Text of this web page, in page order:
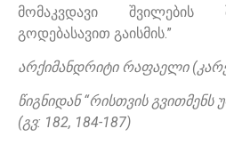
მომაკვდავი შვილების
გოდებასავით გაისმის.”
არქიმანდრიტი რაფაელი
წიგნიდან “რისთვის გვითმენს
(გვ: 182, 184-187)